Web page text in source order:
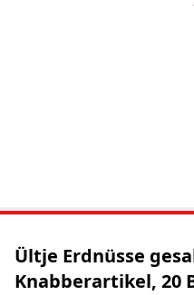
Ültje Erdnüsse
Knabberartikel, 20